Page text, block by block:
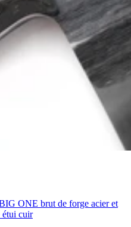
ONE brut de forge acier et
étui cuir